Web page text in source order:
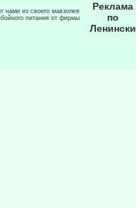
нами из своего мавзолея
питания от фирмы
Реклама
по
Ленински